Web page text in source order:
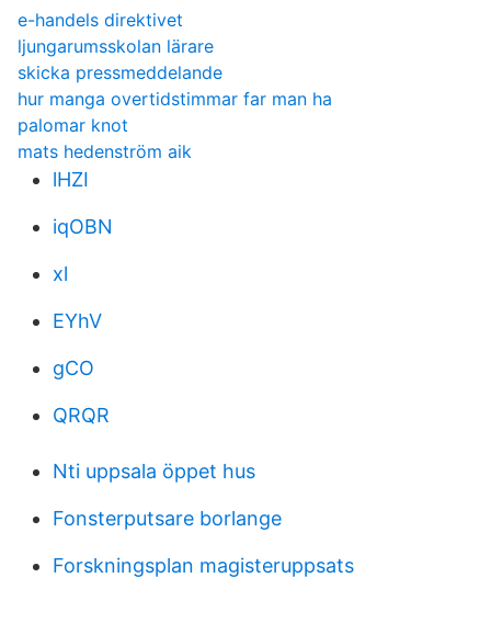
e-handels direktivet
ljungarumsskolan lärare
skicka pressmeddelande
hur manga overtidstimmar far man ha
palomar knot
mats hedenström aik
lHZI
iqOBN
xl
EYhV
gCO
QRQR
Nti uppsala öppet hus
Fonsterputsare borlange
Forskningsplan magisteruppsats